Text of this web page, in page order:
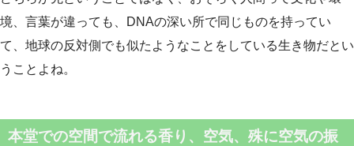
境、言葉が違っても、DNAの深い所で同じものを持ってい
て、地球の反対側でも似たようなことをしている生き物だとい
うことよね。
本堂での空間で流れる香り、空気、殊に空気の振